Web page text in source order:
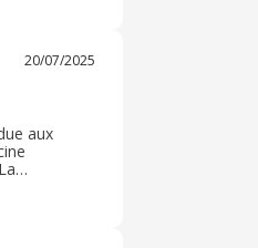
20/07/2025
aux
peu